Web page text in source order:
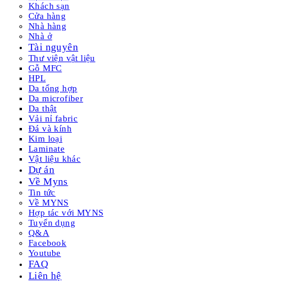
Khách sạn
Cửa hàng
Nhà hàng
Nhà ở
Tài nguyên
Thư viện vật liệu
Gỗ MFC
HPL
Da tổng hợp
Da microfiber
Da thật
Vải nỉ fabric
Đá và kính
Kim loại
Laminate
Vật liệu khác
Dự án
Về Myns
Tin tức
Về MYNS
Hợp tác với MYNS
Tuyển dụng
Q&A
Facebook
Youtube
FAQ
Liên hệ